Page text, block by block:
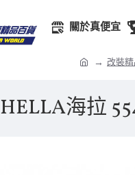
關於真便宜
改裝
HELLA海拉